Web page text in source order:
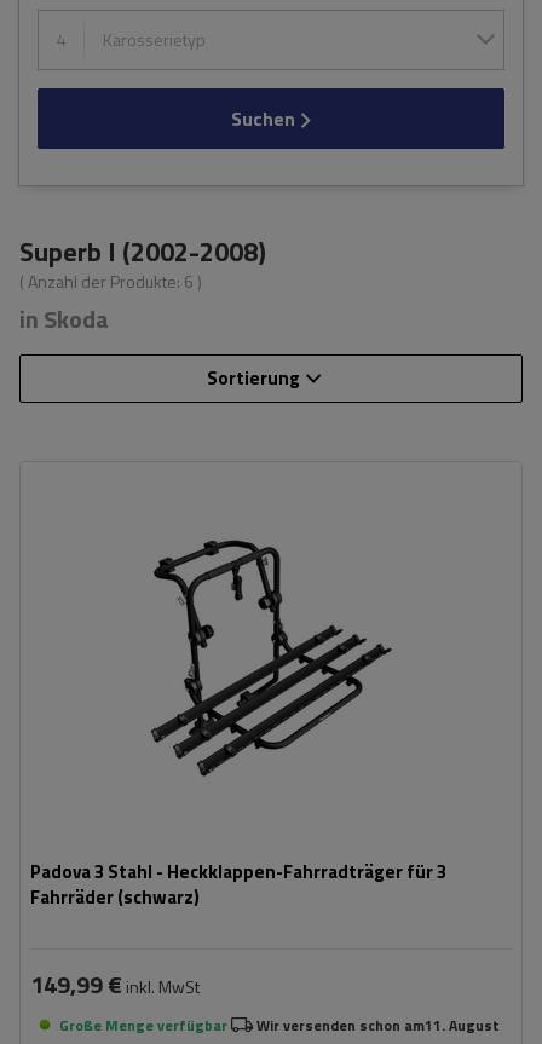
4 Karosserietyp
Suchen
Superb I (2002-2008)
( Anzahl der Produkte: 6 )
in Skoda
Sortierung
Padova 3 Stahl - Heckklappen-Fahrradträger für 3
Fahrräder (schwarz)
universelles Montagesystem
kompatibel mit allen Karosseriearten
149,99 € inkl. MwSt
Große Menge verfügbar Wir versenden schon am11. August